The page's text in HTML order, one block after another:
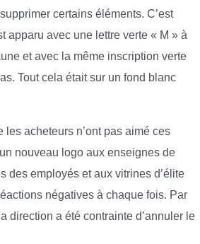
supprimer certains éléments. C’est
apparu avec une lettre verte « M » à
et avec la même inscription verte
Tout cela était sur un fond blanc
les acheteurs n’ont pas aimé ces
nouveau logo aux enseignes de
des employés et aux vitrines d’élite
négatives à chaque fois. Par
direction a été contrainte d’annuler le